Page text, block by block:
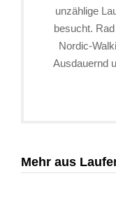
unzählige
besucht.
Nordic-
Ausdauernd
Mehr aus